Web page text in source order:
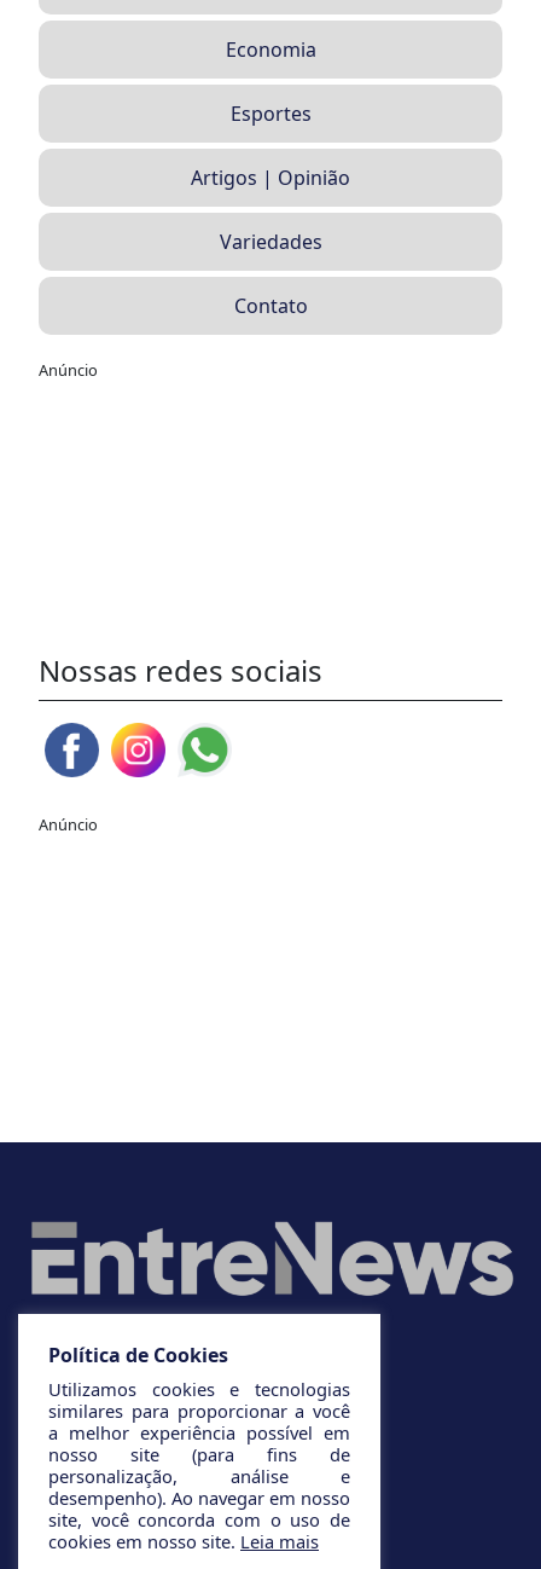
Economia
Esportes
Artigos | Opinião
Variedades
Contato
Anúncio
Nossas redes sociais
Anúncio
Política de Cookies
Utilizamos cookies e tecnologias
similares para proporcionar a você
a melhor experiência possível em
nosso site (para fins de
personalização, análise e
desempenho). Ao navegar em nosso
site, você concorda com o uso de
cookies em nosso site. Leia mais